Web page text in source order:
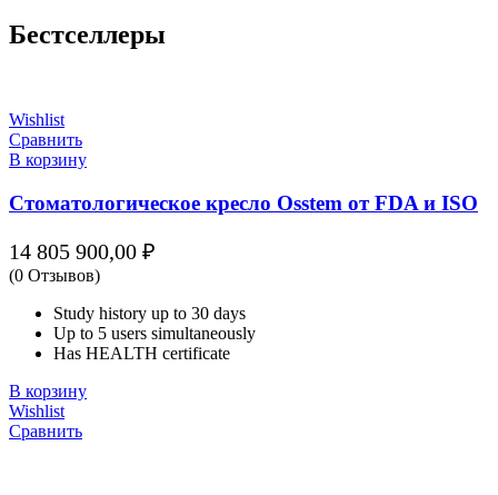
Бестселлеры
Wishlist
Сравнить
В корзину
Стоматологическое кресло Osstem от FDA и ISO
14 805 900,00 ₽
(0 Отзывов)
Study history up to 30 days
Up to 5 users simultaneously
Has HEALTH certificate
В корзину
Wishlist
Сравнить